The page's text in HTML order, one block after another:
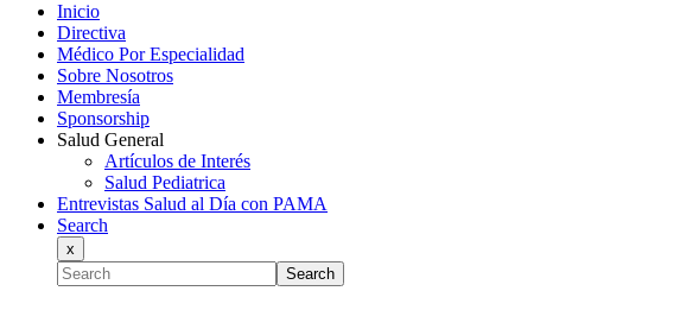
Inicio
Directiva
Médico Por Especialidad
Sobre Nosotros
Membresía
Sponsorship
Salud General
Artículos de Interés
Salud Pediatrica
Entrevistas Salud al Día con PAMA
Search
x
Search